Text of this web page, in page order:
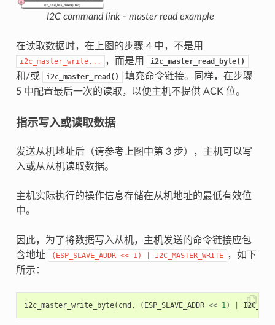
I2C command link - master read example
在读取数据时，在上图的步骤 4 中，不是用
i2c_master_write... ，而是用 i2c_master_read_byte()
和/或 i2c_master_read()
填充命令链接。同样，在步骤
5 中配置最后一次的读取，以便主机不提供 ACK 位。
指示写入或读取数据
发送从机地址后（请参考上图中第 3 步），主机可以写
入或从从机读取数据。
主机实际执行的操作信息存储在从机地址的最低有效位
中。
因此，为了将数据写入从机，主机发送的命令链接应包
含地址
(ESP_SLAVE_ADDR << 1) I2C_MASTER_WRITE ，如下
所示：
i2c_master_write_byte( cmd , ( ESP_SLAVE_ADDR << 1)